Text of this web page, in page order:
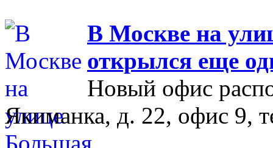
В Москве на
открылся еще
Новый офис
Якиманка, д. 22, офис 9,